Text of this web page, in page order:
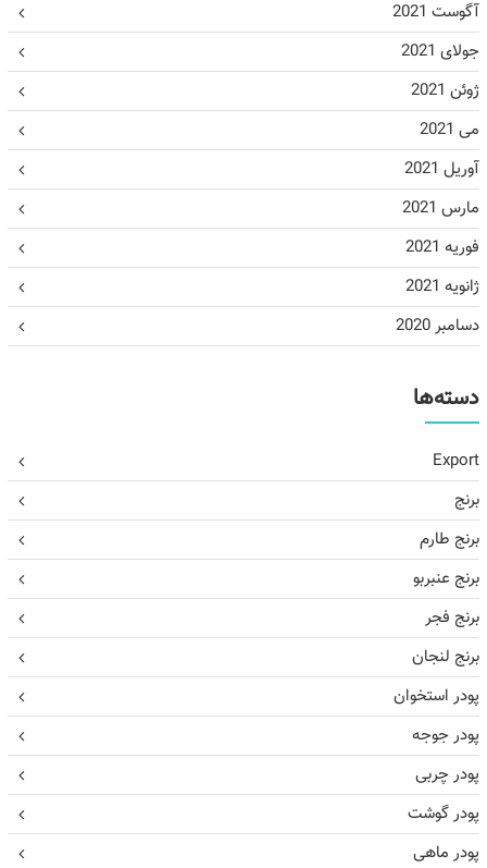
آگوست 2021
جولای 2021
ژوئن 2021
می 2021
آوریل 2021
مارس 2021
فوریه 2021
ژانویه 2021
دسامبر 2020
دسته‌ها
Export
برنج
برنج طارم
برنج عنبربو
برنج فجر
برنج لنجان
پودر استخوان
پودر جوجه
پودر چربی
پودر گوشت
پودر ماهی